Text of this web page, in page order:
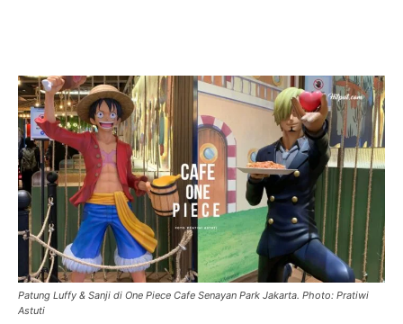
Patung Luffy & Sanji di One Piece Cafe Senayan Park Jakarta. Photo: Pratiwi
Astuti